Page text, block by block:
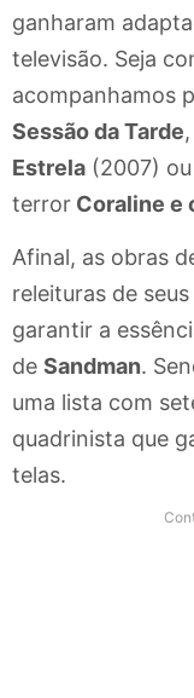
ganharam
televisão. Seja
acompanhamos
Sessão da Tarde
Estrela (2007)
terror Coraline e
Afinal, as obras
releituras de
garantir a
de Sandman.
uma lista com
quadrinista que
telas.